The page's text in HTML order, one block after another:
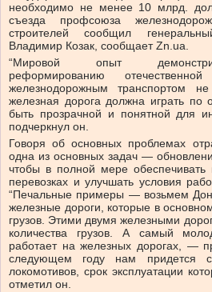
необходимо не менее 10 млрд.
съезда профсоюза
строителей сообщил
Владимир Козак, сообщает Zn.ua.
“Мировой опыт
реформированию
железнодорожным транспортом не
железная дорога должна играть
быть прозрачной и понятной для
подчеркнул он.
Говоря об основных проблемах
одна из основных задач —
чтобы в полной мере обеспечивать
перевозках и улучшать условия
“Печальные примеры — возьмем
железные дороги, которые в
грузов. Этими двумя железными
количества грузов. А самый
работает на железных дорогах, —
следующем году нам придется
локомотивов, срок эксплуатации
отметил он.